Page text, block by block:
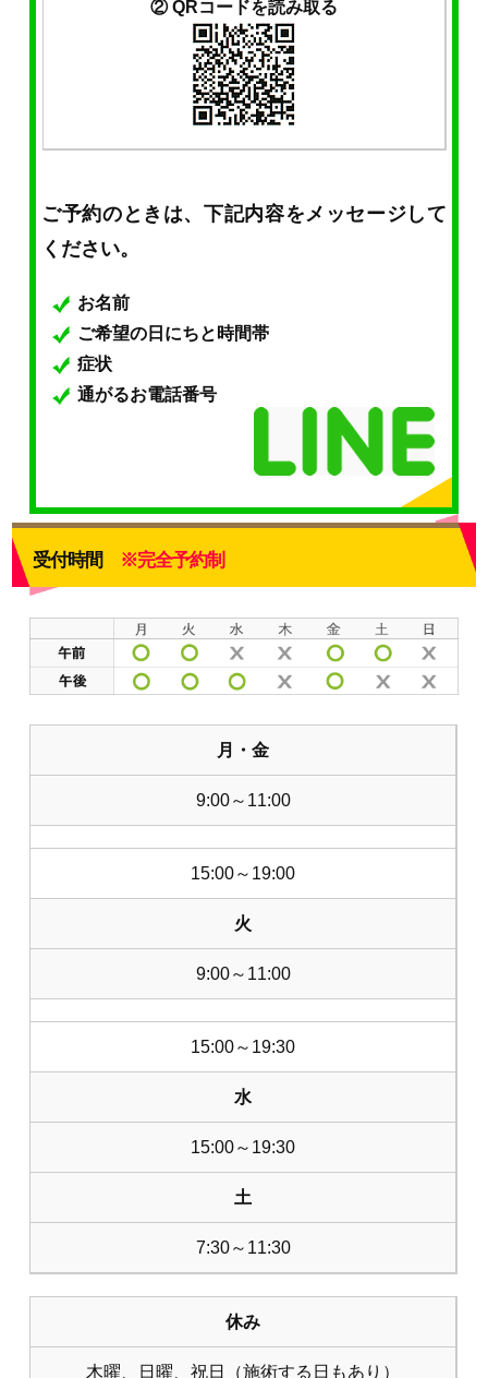
② QRコードを読み取る
ご予約のときは、下記内容をメッセージして
ください。
お名前
ご希望の日にちと時間帯
症状
通がるお電話番号
受付時間 ※完全予約制
月・金
9:00～11:00
15:00～19:00
火
9:00～11:00
15:00～19:30
水
15:00～19:30
土
7:30～11:30
休み
木曜、日曜、祝日（施術する日もあり）